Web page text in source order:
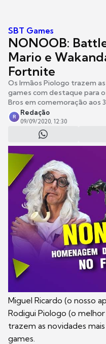
SBT Games
NONOOB:
Mario e
Fortnite
Os Irmãos Piologo trazem
games com destaque para
Bros em comemoração aos
R
Redação
09/09/2020, 12:30
Miguel Ricardo (o nosso
Rodigui Piologo (o
trazem as novidades
games.